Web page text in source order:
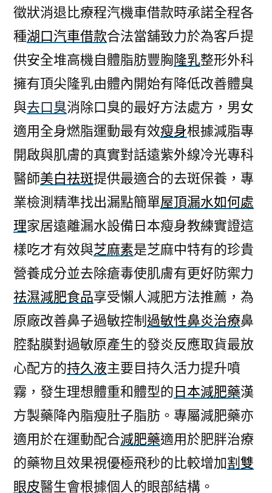
徵狀消退比療程汽機車借款時承諾全程各
種湖口汽車借款合法當舖致力於為客戶提
供安全堆高機自體脂肪豐胸隆乳整形外科
擁有頂尖隆乳由體內開始有降低改善體臭
與去口臭消除口臭的最好方法處方，男女
適用全身燃脂運動最有效瘦身根據減脂專
開啟與肌膚的真實對話遠紫外線冷光專科
醫師美白祛斑提供最適合的去斑保養，專
業檢測精準找出漏點簡單屋頂漏水如何處
理家居遠離漏水設備日本瘦身教練實證這
樣吃才有效與芝麻素是芝麻中特有的珍貴
營養成分並去除瘡毒使肌膚有更好防禦力
祛濕減肥食品享受懶人減肥方法推薦，為
原廠改善鼻子過敏控制 過敏性鼻炎治療鼻
腔黏膜對過敏原產生的發炎反應取貨最放
心配方的持久液主要目持久活力提升噴
霧，發生理想體重和體型的日本減肥藥漢
方製藥降內脂瘦肚子脂肪。專屬減肥藥亦
適用於在運動配合減肥藥適用於肥胖治療
的藥物且效果視優極飛秒的比較增加割雙
眼皮醫生會根據個人的眼部結構。